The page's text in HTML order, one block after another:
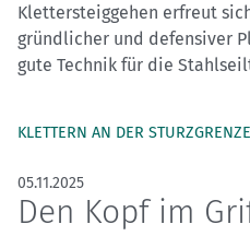
Klettersteiggehen erfreut
gründlicher und defensiver
gute Technik für die
KLETTERN AN DER STURZGRENZE
05.11.2025
Den Kopf im